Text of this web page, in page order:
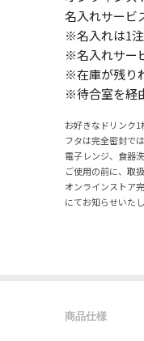
名入れサービ
※名入れは1注
※名入れサー
※在庫が残り
※待合室を経
お好きなドリンク1
フタは完全密封で
電子レンジ、食器
ご使用の前に、取
オンラインストア
にてお知らせいたし
商品仕様